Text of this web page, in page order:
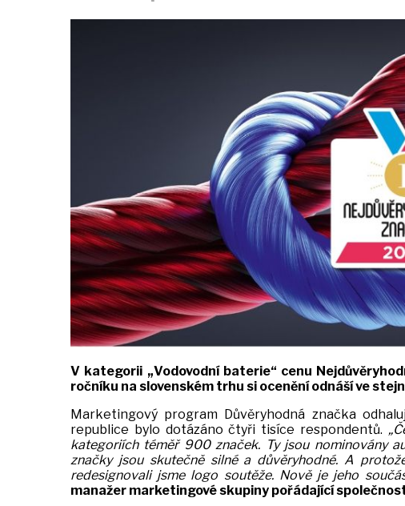
V kategorii „Vodovodní baterie“ cenu
ročníku na slovenském trhu si ocenění odnáší ve
Marketingový program Důvěryhodná značka
republice bylo dotázáno čtyři tisíce respondentů.
kategoriích téměř 900 značek. Ty jsou nominovány
značky jsou skutečně silné a důvěryhodné. A
redesignovali jsme logo soutěže. Nově je jeho
manažer marketingové skupiny pořádající